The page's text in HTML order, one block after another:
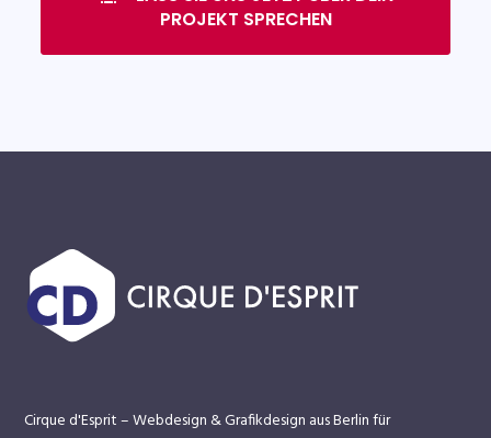
PROJEKT SPRECHEN
Cirque d'Esprit – Webdesign & Grafikdesign aus Berlin für